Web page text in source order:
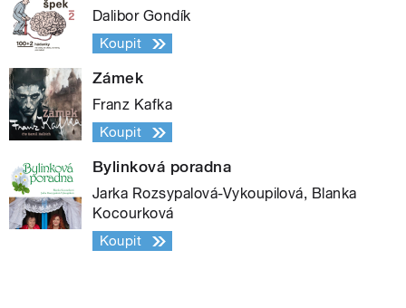
Dalibor Gondík
Koupit
Zámek
Franz Kafka
Koupit
Bylinková poradna
Jarka Rozsypalová-Vykoupilová, Blanka
Kocourková
Koupit